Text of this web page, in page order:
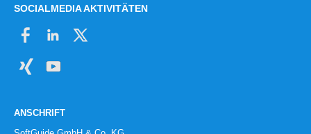
SOCIALMEDIA AKTIVITÄTEN
ANSCHRIFT